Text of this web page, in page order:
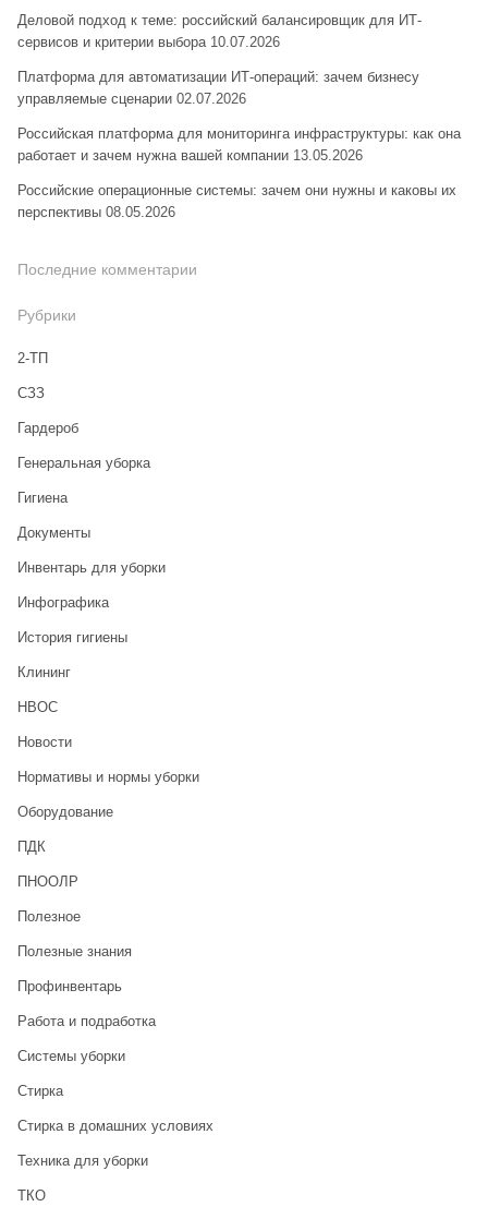
Деловой подход к теме: российский балансировщик для ИТ-
сервисов и критерии выбора 10.07.2026
Платформа для автоматизации ИТ-операций: зачем бизнесу
управляемые сценарии 02.07.2026
Российская платформа для мониторинга инфраструктуры: как она
работает и зачем нужна вашей компании 13.05.2026
Российские операционные системы: зачем они нужны и каковы их
перспективы 08.05.2026
Последние комментарии
Рубрики
2-ТП
CЗЗ
Гардероб
Генеральная уборка
Гигиена
Документы
Инвентарь для уборки
Инфографика
История гигиены
Клининг
НВОС
Новости
Нормативы и нормы уборки
Оборудование
ПДК
ПНООЛР
Полезное
Полезные знания
Профинвентарь
Работа и подработка
Системы уборки
Стирка
Стирка в домашних условиях
Техника для уборки
ТКО